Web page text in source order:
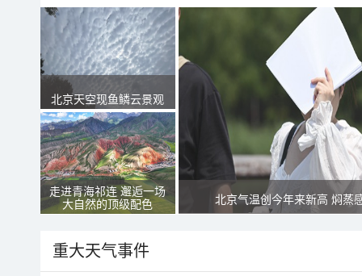
北京天空现鱼鳞云景观
走进青海祁连 邂逅一场
大自然的顶级配色
北京气温创今年来新高 焖蒸
重大天气事件